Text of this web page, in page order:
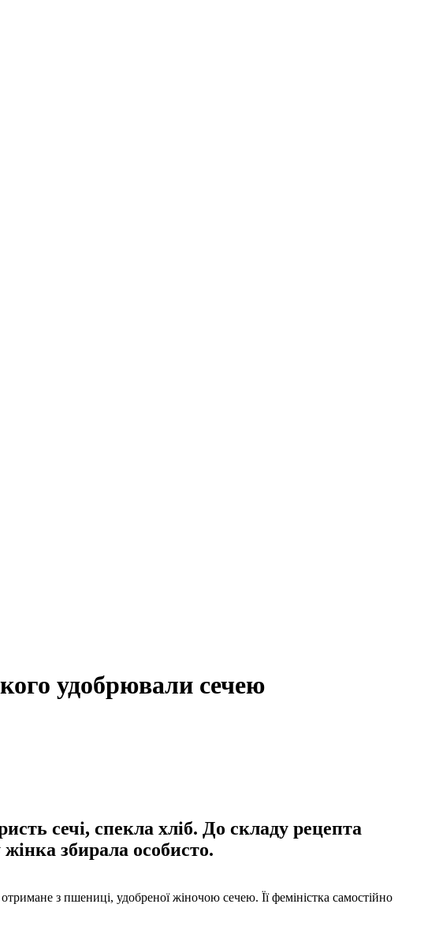
удобрювали сечею
сечі, спекла хліб. До складу рецепта
збирала особисто.
з пшениці, удобреної жіночою сечею. Її феміністка самостійно